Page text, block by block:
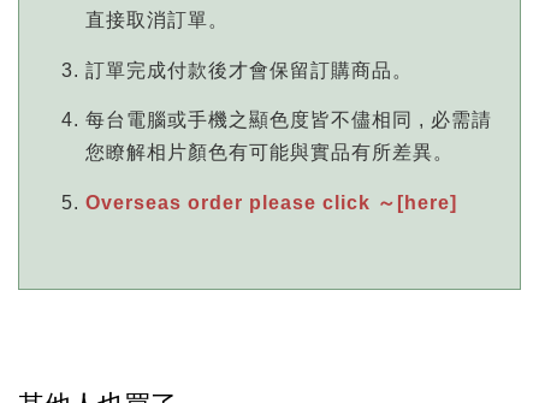
直接取消訂單。
訂單完成付款後才會保留訂購商品。
每台電腦或手機之顯色度皆不儘相同 , 必需請
您瞭解相片顏色有可能與實品有所差異。
Overseas order please click ～[here]